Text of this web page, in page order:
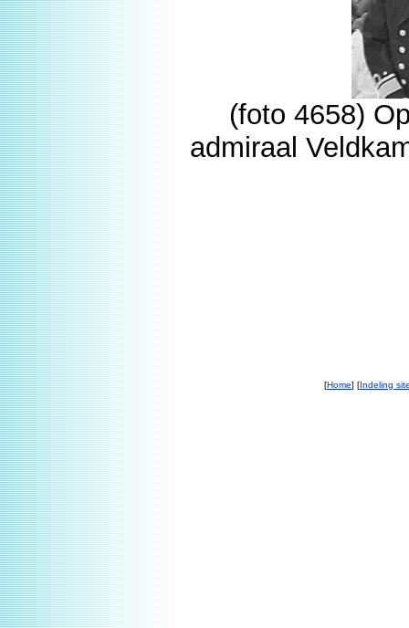
(foto 4658)
admiraal
[Home] [Indeling